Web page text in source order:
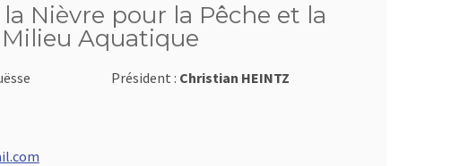
Nièvre pour la Pêche et la
Aquatique
Président : Christian HEINTZ